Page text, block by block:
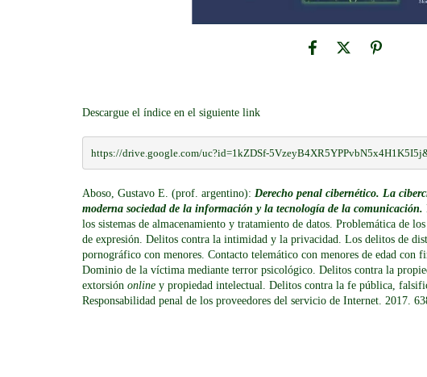
Descargue el índice en el siguiente link
https://drive.google.com/uc?id=1kZDSf-
Aboso, Gustavo E. (prof. argentino): Derecho penal cibernético. La
moderna sociedad de la información y la tecnología de la comunicación.
los sistemas de almacenamiento y tratamiento de datos. Problemática de
de expresión. Delitos contra la intimidad y la privacidad. Los delitos de
pornográfico con menores. Contacto telemático con menores de edad con
Dominio de la víctima mediante terror psicológico. Delitos contra la
extorsión online y propiedad intelectual. Delitos contra la fe pública,
Responsabilidad penal de los proveedores del servicio de Internet. 2017.